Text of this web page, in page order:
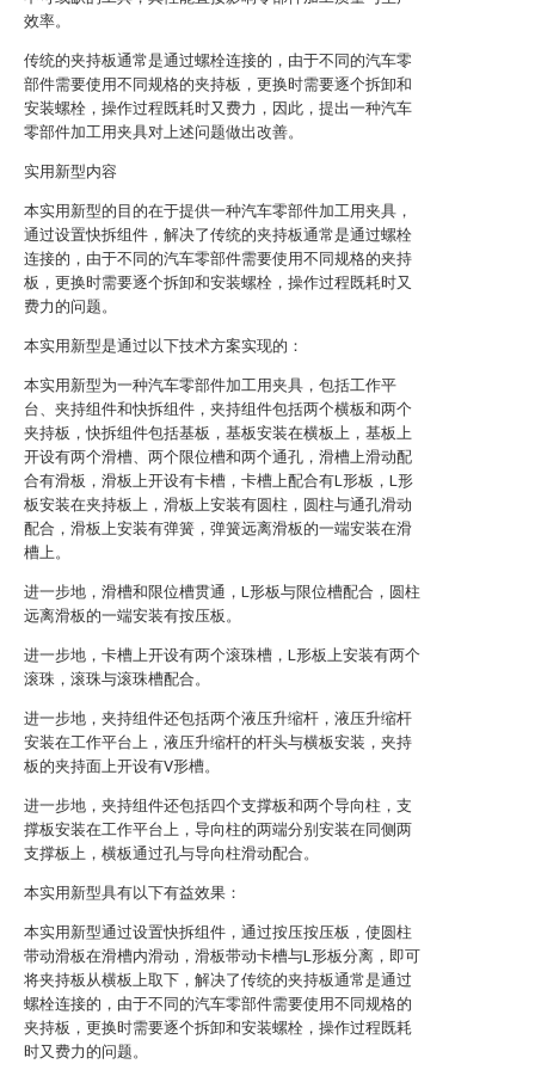
效率。
传统的夹持板通常是通过螺栓连接的，由于不同的汽车零
部件需要使用不同规格的夹持板，更换时需要逐个拆卸和
安装螺栓，操作过程既耗时又费力，因此，提出一种汽车
零部件加工用夹具对上述问题做出改善。
实用新型内容
本实用新型的目的在于提供一种汽车零部件加工用夹具，
通过设置快拆组件，解决了传统的夹持板通常是通过螺栓
连接的，由于不同的汽车零部件需要使用不同规格的夹持
板，更换时需要逐个拆卸和安装螺栓，操作过程既耗时又
费力的问题。
本实用新型是通过以下技术方案实现的：
本实用新型为一种汽车零部件加工用夹具，包括工作平
台、夹持组件和快拆组件，夹持组件包括两个横板和两个
夹持板，快拆组件包括基板，基板安装在横板上，基板上
开设有两个滑槽、两个限位槽和两个通孔，滑槽上滑动配
合有滑板，滑板上开设有卡槽，卡槽上配合有L形板，L形
板安装在夹持板上，滑板上安装有圆柱，圆柱与通孔滑动
配合，滑板上安装有弹簧，弹簧远离滑板的一端安装在滑
槽上。
进一步地，滑槽和限位槽贯通，L形板与限位槽配合，圆柱
远离滑板的一端安装有按压板。
进一步地，卡槽上开设有两个滚珠槽，L形板上安装有两个
滚珠，滚珠与滚珠槽配合。
进一步地，夹持组件还包括两个液压升缩杆，液压升缩杆
安装在工作平台上，液压升缩杆的杆头与横板安装，夹持
板的夹持面上开设有V形槽。
进一步地，夹持组件还包括四个支撑板和两个导向柱，支
撑板安装在工作平台上，导向柱的两端分别安装在同侧两
支撑板上，横板通过孔与导向柱滑动配合。
本实用新型具有以下有益效果：
本实用新型通过设置快拆组件，通过按压按压板，使圆柱
带动滑板在滑槽内滑动，滑板带动卡槽与L形板分离，即可
将夹持板从横板上取下，解决了传统的夹持板通常是通过
螺栓连接的，由于不同的汽车零部件需要使用不同规格的
夹持板，更换时需要逐个拆卸和安装螺栓，操作过程既耗
时又费力的问题。